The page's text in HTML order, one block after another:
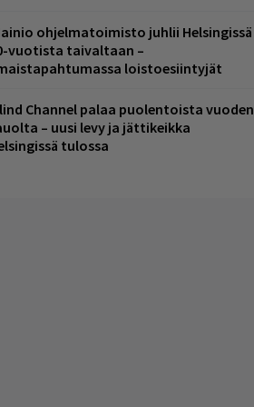
ohjelmatoimisto juhlii Helsingissä
vuotista taivaltaan –
loistoesiintyjät
Channel palaa puolentoista vuoden
– uusi levy ja jättikeikka
tulossa